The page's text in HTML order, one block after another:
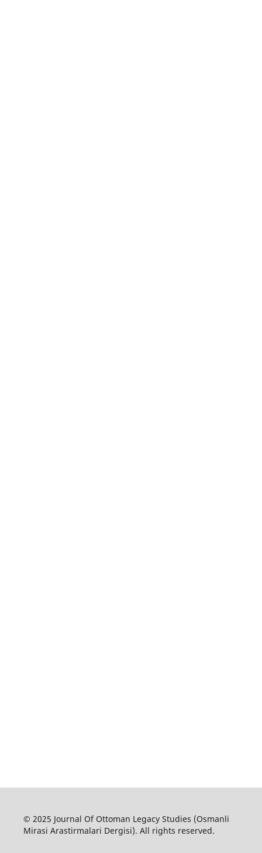
© 2025 Journal Of Ottoman Legacy Studies (Osmanli
Mirasi Arastirmalari Dergisi). All rights reserved.